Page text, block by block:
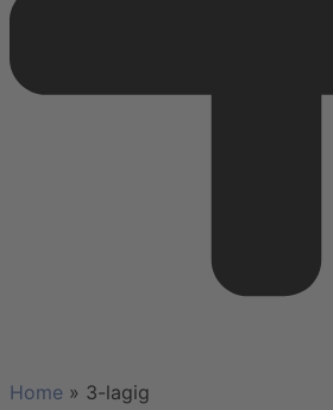
Home » 3-lagig